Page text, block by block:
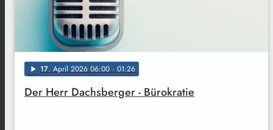
play_arrow 17. April 2026 06:00 · 01:26
Der Herr Dachsberger - Bürokratie